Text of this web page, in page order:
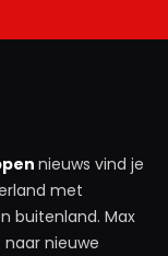
nieuws vind je
met
buitenland. Max
naar nieuwe